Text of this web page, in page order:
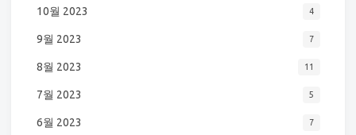
10월 2023 4
9월 2023 7
8월 2023 11
7월 2023 5
6월 2023 7